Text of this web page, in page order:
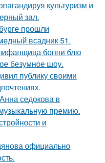
культуризм и
зал.
прошли
всадник 51.
бонни блю
безумное шоу.
публику своими
седокова в
премию.
и
официально